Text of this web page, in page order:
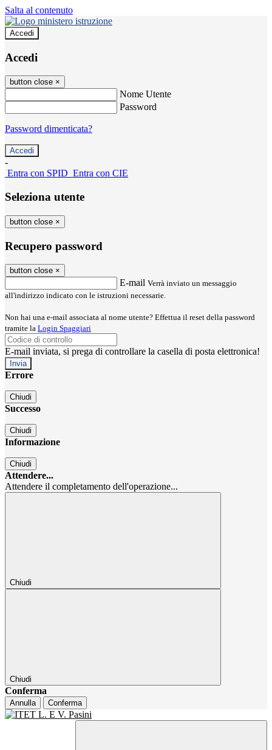
Salta al contenuto
Accedi
Accedi
button close ×
Nome Utente
Password
Password dimenticata?
-
Entra con SPID Entra con CIE
Seleziona utente
button close ×
Recupero password
button close ×
E-mail Verrà inviato un messaggio
all'indirizzo indicato con le istruzioni necessarie.
Non hai una e-mail associata al nome utente? Effettua il reset della password
tramite la Login Spaggiari
E-mail inviata, si prega di controllare la casella di posta elettronica!
Errore
Chiudi
Successo
Chiudi
Informazione
Chiudi
Attendere...
Attendere il completamento dell'operazione...
Chiudi
Chiudi
Conferma
Annulla Conferma